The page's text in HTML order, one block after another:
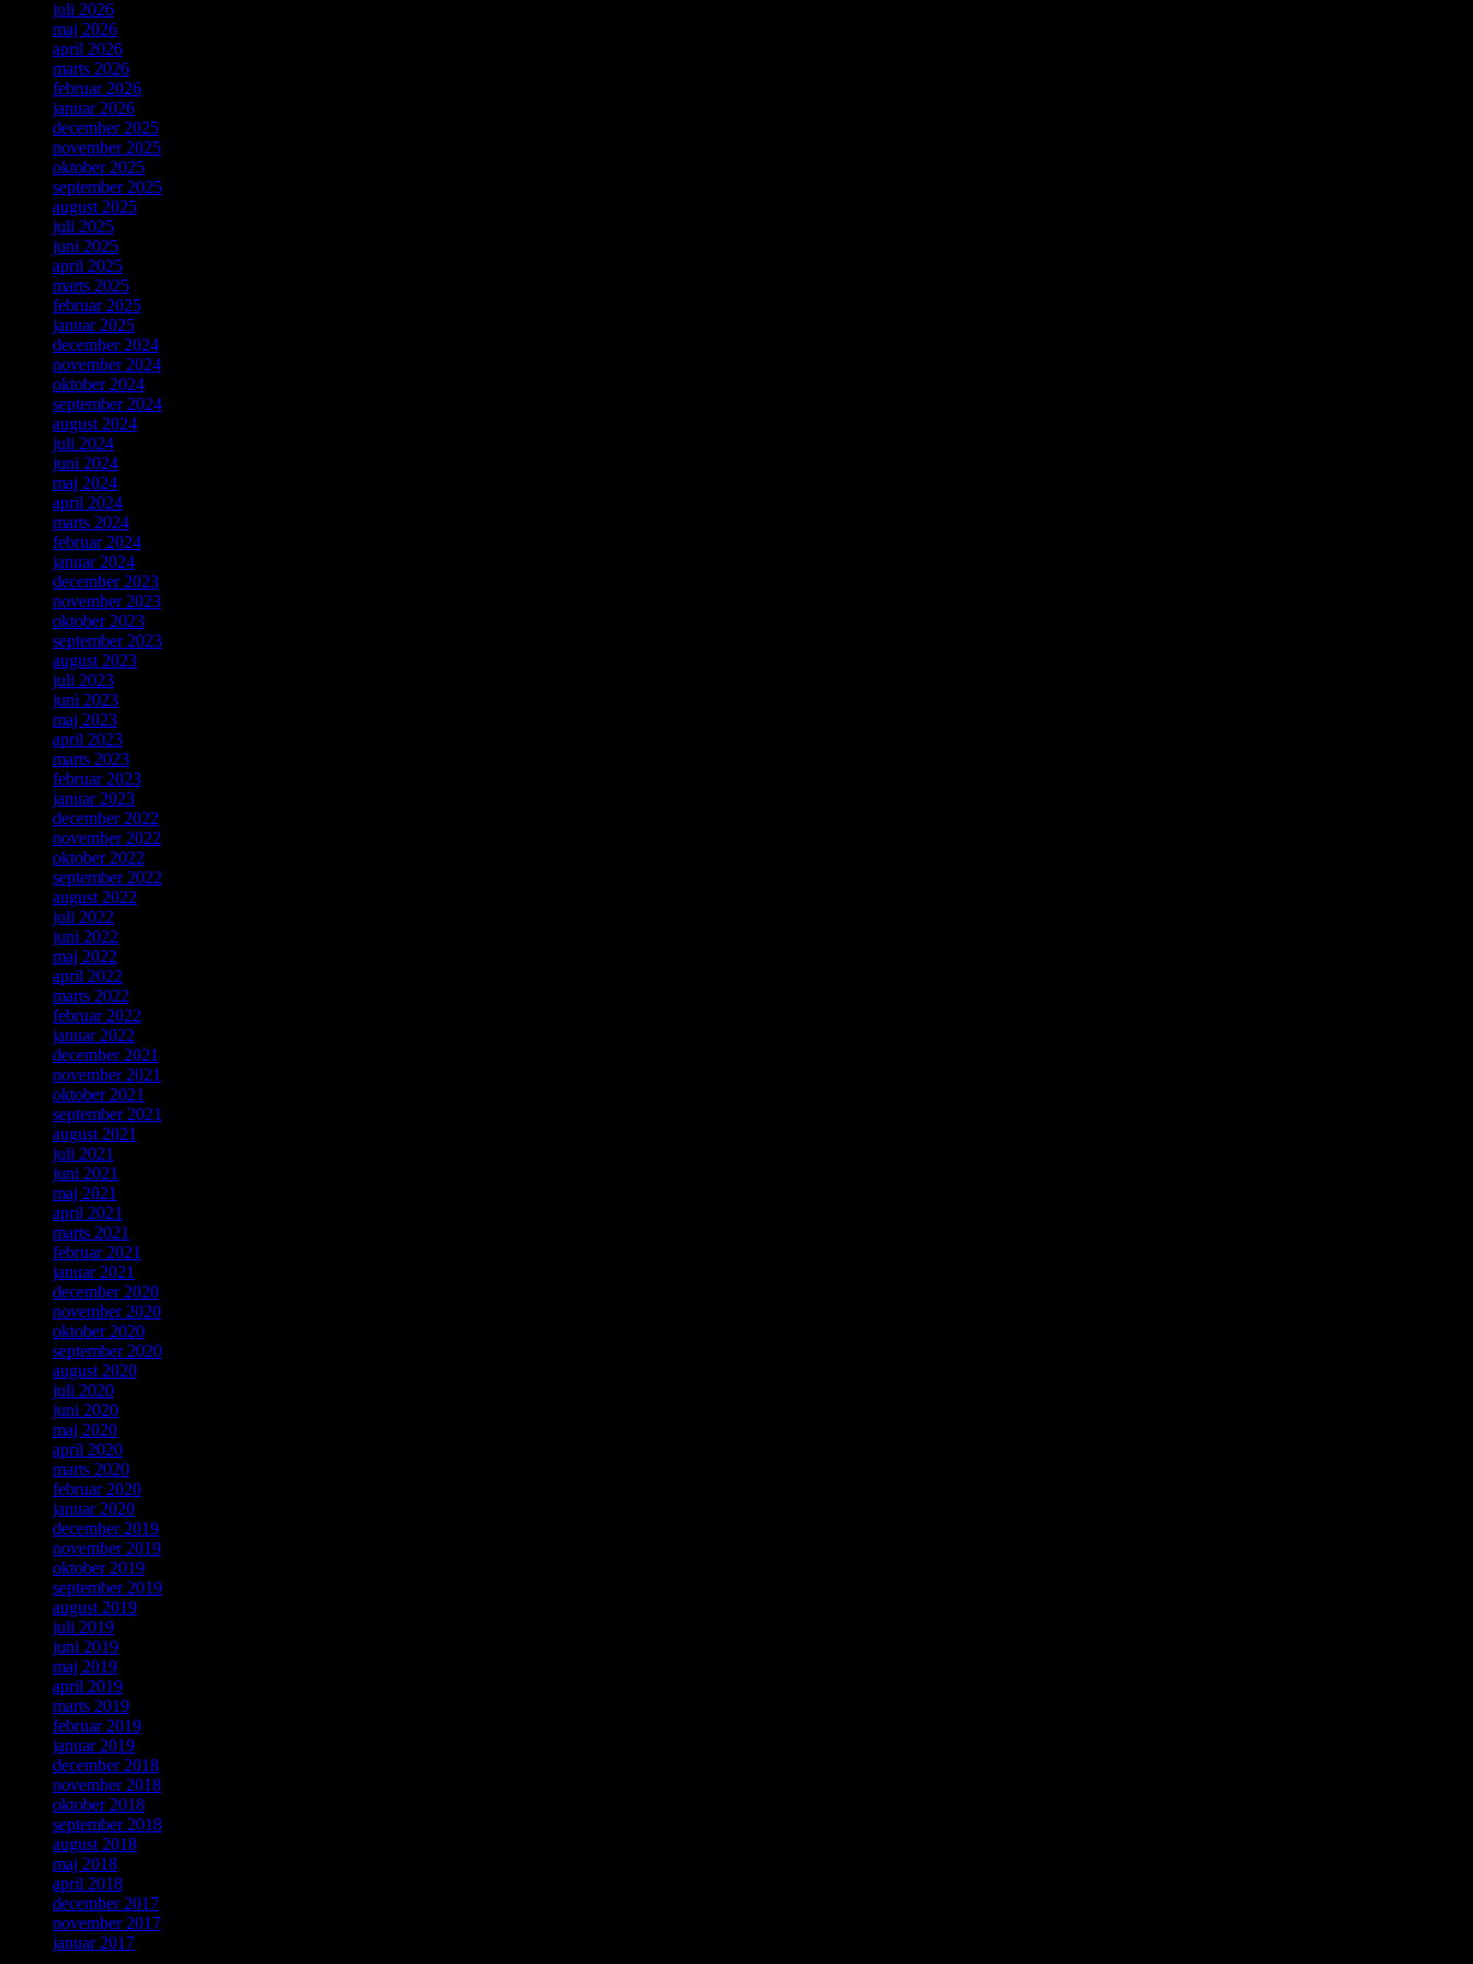
juli 2026
maj 2026
april 2026
marts 2026
februar 2026
januar 2026
december 2025
november 2025
oktober 2025
september 2025
august 2025
juli 2025
juni 2025
april 2025
marts 2025
februar 2025
januar 2025
december 2024
november 2024
oktober 2024
september 2024
august 2024
juli 2024
juni 2024
maj 2024
april 2024
marts 2024
februar 2024
januar 2024
december 2023
november 2023
oktober 2023
september 2023
august 2023
juli 2023
juni 2023
maj 2023
april 2023
marts 2023
februar 2023
januar 2023
december 2022
november 2022
oktober 2022
september 2022
august 2022
juli 2022
juni 2022
maj 2022
april 2022
marts 2022
februar 2022
januar 2022
december 2021
november 2021
oktober 2021
september 2021
august 2021
juli 2021
juni 2021
maj 2021
april 2021
marts 2021
februar 2021
januar 2021
december 2020
november 2020
oktober 2020
september 2020
august 2020
juli 2020
juni 2020
maj 2020
april 2020
marts 2020
februar 2020
januar 2020
december 2019
november 2019
oktober 2019
september 2019
august 2019
juli 2019
juni 2019
maj 2019
april 2019
marts 2019
februar 2019
januar 2019
december 2018
november 2018
oktober 2018
september 2018
august 2018
maj 2018
april 2018
december 2017
november 2017
januar 2017